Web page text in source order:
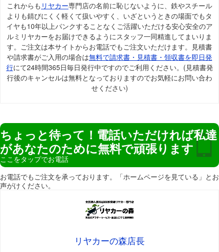
これからも リヤカー専門店の名前に恥じないように、鉄やスチール
よりも錆びにくく軽くて扱いやすく、いざというときの場面でもタ
イヤも10年以上パンクすることなくご活躍いただける安心安全のア
ルミリヤカーをお届けできるようにスタッフ一同精進してまいりま
す。ご注文は本サイトからお電話でもご注文いただけます。見積書
や請求書がご入用の場合は無料で請求書・見積書・領収書を即日発
行にて24時間365日毎日発行中ですのでご利用ください。(見積書発
行後のキャンセルは無料となっておりますのでお気軽にお問い合わ
せください)
ちょっと待って！電話いただければ私達
があなたのために無料で頑張ります
ここをタップでお電話
お電話でもご注文を承っております。「ホームページを見ている」とお
声がけください。
リヤカーの森店長